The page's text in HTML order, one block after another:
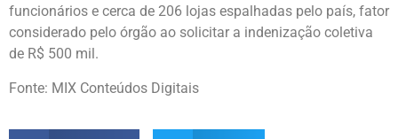
funcionários e cerca de 206 lojas espalhadas pelo país, fator
considerado pelo órgão ao solicitar a indenização coletiva
de R$ 500 mil.
Fonte: MIX Conteúdos Digitais